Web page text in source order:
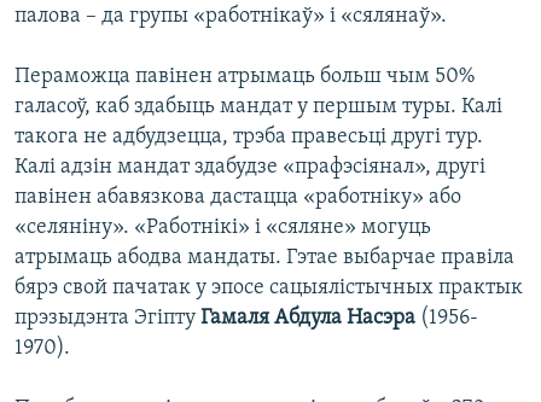
палова – да групы «работнікаў» і «сялянаў».
Пераможца павінен атрымаць больш чым 50%
галасоў, каб здабыць мандат у першым туры. Калі
такога не адбудзецца, трэба правесьці другі тур.
Калі адзін мандат здабудзе «прафэсіянал», другі
павінен абавязкова дастацца «работніку» або
«селяніну». «Работнікі» і «сяляне» могуць
атрымаць абодва мандаты. Гэтае выбарчае правіла
бярэ свой пачатак у эпосе сацыялістычных практык
прэзыдэнта Эгіпту Гамаля Абдула Насэра (1956-
1970).